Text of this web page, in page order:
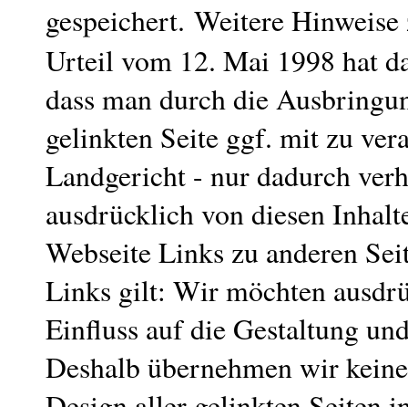
gespeichert. Weitere
Urteil vom 12. Mai 1998 hat
dass man durch die
gelinkten Seite ggf. mit zu
Landgericht - nur dadurch
ausdrücklich von diesen
Webseite Links zu anderen
Links gilt: Wir möchten
Einfluss auf die Gestaltung
Deshalb übernehmen wir